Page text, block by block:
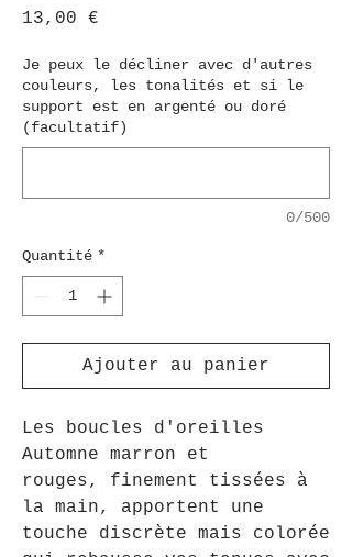
13,00 €
Je peux le décliner avec d'autres
couleurs, les tonalités et si le
support est en argenté ou doré
(facultatif)
0/500
Quantité *
Ajouter au panier
Les boucles d'oreilles
Automne marron et
rouges, finement tissées à
la main, apportent une
touche discrète mais colorée